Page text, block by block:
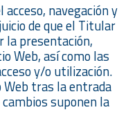
navegación y
de que el Titular
la presentación,
Web, así como las
y/o utilización.
Web tras la entrada
suponen la